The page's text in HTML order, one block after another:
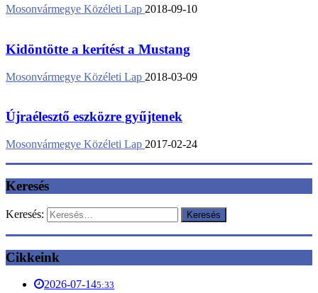
Mosonvármegye Közéleti Lap 2018-09-10
Kidöntötte a kerítést a Mustang
Mosonvármegye Közéleti Lap 2018-03-09
Újraélesztő eszközre gyűjtenek
Mosonvármegye Közéleti Lap 2017-02-24
Keresés
Keresés:
Cikkeink
2026-07-145:33